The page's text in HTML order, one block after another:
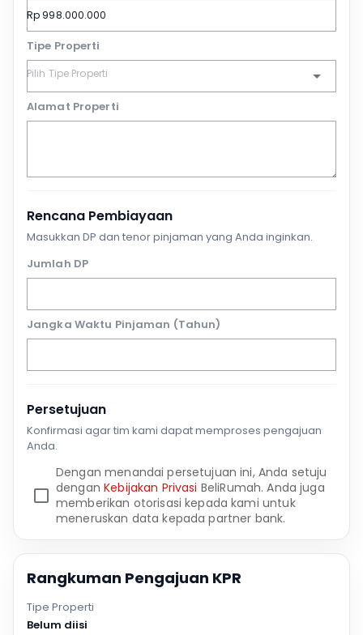
Tipe Properti
Alamat Properti
Rencana Pembiayaan
Masukkan DP dan tenor pinjaman yang Anda inginkan.
Jumlah DP
Jangka Waktu Pinjaman (Tahun)
Persetujuan
Konfirmasi agar tim kami dapat memproses pengajuan
Anda.
Dengan menandai persetujuan ini, Anda setuju
denganKebijakan Privasi BeliRumah. Anda juga
memberikan otorisasi kepada kami untuk
meneruskan data kepada partner bank.
Rangkuman Pengajuan KPR
Tipe Properti
Belum diisi